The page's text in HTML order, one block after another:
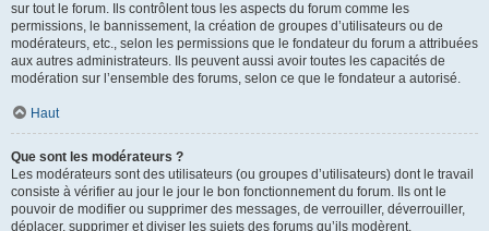
sur tout le forum. Ils contrôlent tous les aspects du forum comme les
permissions, le bannissement, la création de groupes d’utilisateurs ou de
modérateurs, etc., selon les permissions que le fondateur du forum a attribuées
aux autres administrateurs. Ils peuvent aussi avoir toutes les capacités de
modération sur l’ensemble des forums, selon ce que le fondateur a autorisé.
Haut
Que sont les modérateurs ?
Les modérateurs sont des utilisateurs (ou groupes d’utilisateurs) dont le travail
consiste à vérifier au jour le jour le bon fonctionnement du forum. Ils ont le
pouvoir de modifier ou supprimer des messages, de verrouiller, déverrouiller,
déplacer, supprimer et diviser les sujets des forums qu’ils modèrent.